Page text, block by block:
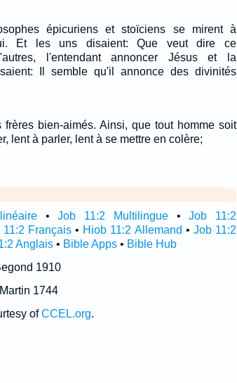
épicuriens et stoïciens se mirent à
Et les uns disaient: Que veut dire ce
l'entendant annoncer Jésus et la
Il semble qu'il annonce des divinités
frères bien-aimés. Ainsi, que tout homme soit
lent à parler, lent à se mettre en colère;
•Job 11:2 Multilingue•Job 11:2
11:2 Français • Hiob 11:2 Allemand • Job 11:2
Anglais• Bible Apps• Bible Hub
1910
1744
ofCCEL.org.